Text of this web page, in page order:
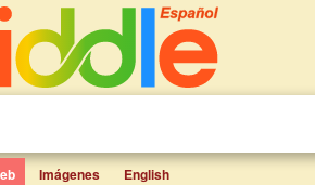
Imágenes English